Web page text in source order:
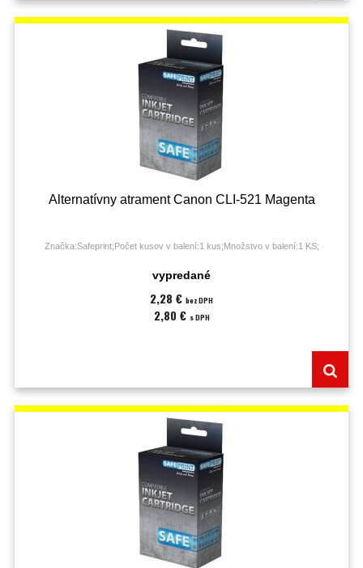
Alternatívny atrament Canon CLI-521 Magenta
Značka:Safeprint;Počet kusov v balení:1 kus;Množstvo v balení:1 KS;
vypredané
2,28 € bez DPH
2,80 € s DPH